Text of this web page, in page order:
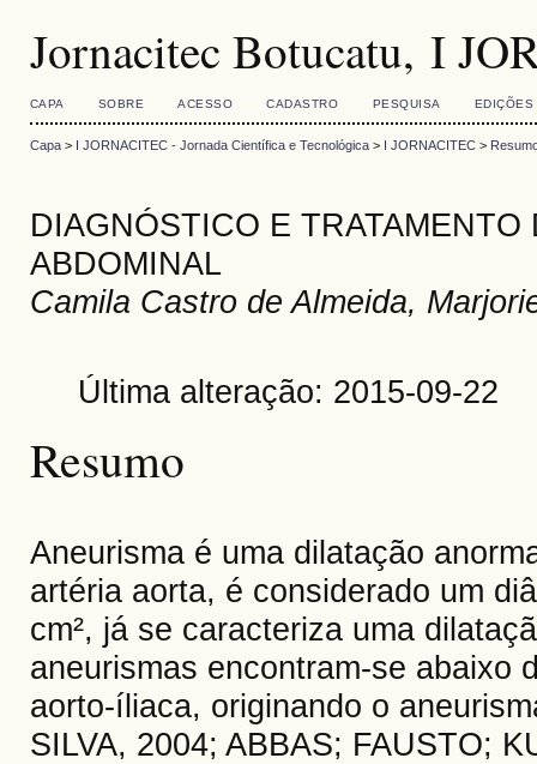
Jornacitec Botucatu, I
CAPA SOBRE ACESSO CADASTRO PESQUISA EDIÇÕES
Capa> I JORNACITEC - Jornada Científica e Tecnológica> I JORNACITEC>
DIAGNÓSTICO E TRATAMENTO
ABDOMINAL
Camila Castro de Almeida,
Última alteração: 2015-09-22
Resumo
Aneurisma é uma dilatação
artéria aorta, é considerado um
cm², já se caracteriza uma
aneurismas encontram-se abaixo
aorto-íliaca, originando o
SILVA, 2004; ABBAS; FAUSTO;